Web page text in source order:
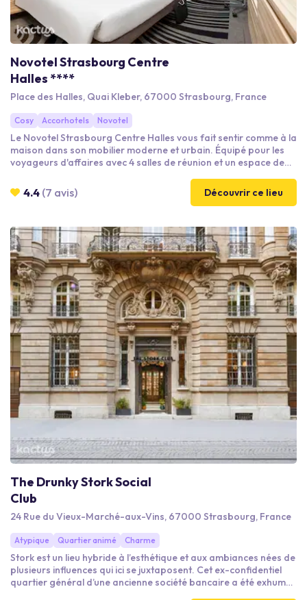
Novotel Strasbourg Centre
Halles ****
Place des Halles, Quai Kleber, 67000 Strasbourg, France
Cosy Accorhotels Novotel
Le Novotel Strasbourg Centre Halles vous fait sentir comme à la
maison dans son mobilier moderne et urbain. Équipé pour les
voyageurs d'affaires avec 4 salles de réunion et un espace de
zones de détente. Profitez de notre coin lecture, jouez avec vos
enfants dans l'espace Kidult, et ressourcez-vous dans la salle
quant à lui des plats sains et savoureux.
4.4 (7 avis) Découvrir ce lieu
The Drunky Stork Social
Club
24 Rue du Vieux-Marché-aux-Vins, 67000 Strasbourg, France
Atypique Quartier animé Charme
Stork est un lieu hybride à l’esthétique et aux ambiances nées de
plusieurs influences qui ici se juxtaposent. Cet ex-confidentiel
quartier général d’une ancienne société bancaire a été exhumé